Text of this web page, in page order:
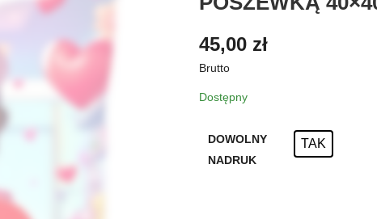
45,00 zł
Brutto
Dostępny
DOWOLNY
NADRUK
TAK